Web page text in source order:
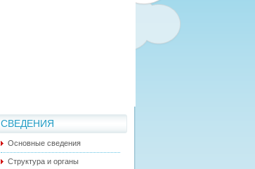
СВЕДЕНИЯ
Основные сведения
Структура и органы